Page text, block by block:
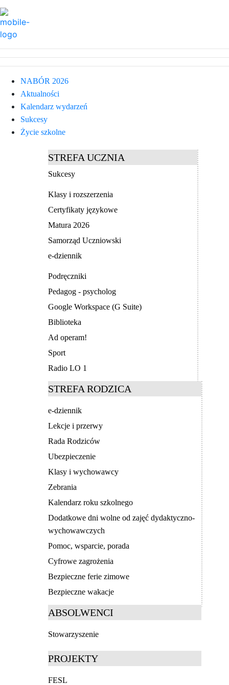
NABÓR 2026
Aktualności
Kalendarz wydarzeń
Sukcesy
Życie szkolne
STREFA UCZNIA
Sukcesy
Klasy i rozszerzenia
Certyfikaty językowe
Matura 2026
Samorząd Uczniowski
e-dziennik
Podręczniki
Pedagog - psycholog
Google Workspace (G Suite)
Biblioteka
Ad operam!
Sport
Radio LO 1
STREFA RODZICA
e-dziennik
Lekcje i przerwy
Rada Rodziców
Ubezpieczenie
Klasy i wychowawcy
Zebrania
Kalendarz roku szkolnego
Dodatkowe dni wolne od zajęć dydaktyczno-
wychowawczych
Pomoc, wsparcie, porada
Cyfrowe zagrożenia
Bezpieczne ferie zimowe
Bezpieczne wakacje
ABSOLWENCI
Stowarzyszenie
PROJEKTY
FESL